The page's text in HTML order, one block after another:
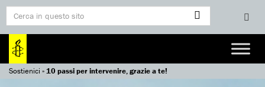
Sostienici »10 passi per intervenire, grazie a te!